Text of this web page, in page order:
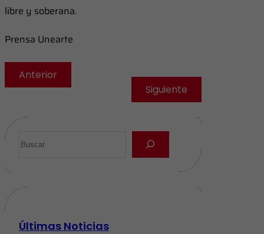
libre y soberana.
Prensa Unearte
Anterior
Siguiente
Últimas Noticias